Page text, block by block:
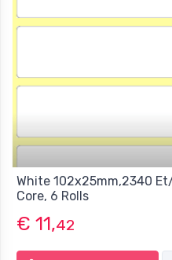
White 102x25mm,2340
Core, 6 Rolls
€ 11,42